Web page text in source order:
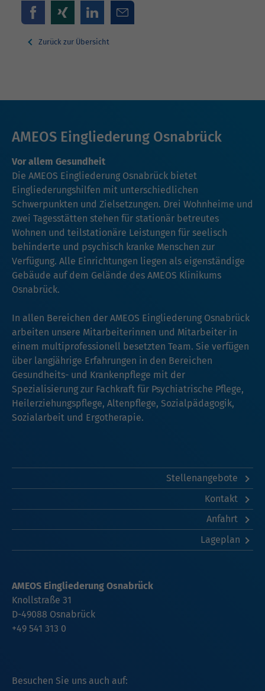
Zurück zur Übersicht
AMEOS Eingliederung Osnabrück
Vor allem Gesundheit
Die AMEOS Eingliederung Osnabrück bietet
Eingliederungshilfen mit unterschiedlichen
Schwerpunkten und Zielsetzungen. Drei Wohnheime und
zwei Tagesstätten stehen für stationär betreutes
Wohnen und teilstationäre Leistungen für seelisch
behinderte und psychisch kranke Menschen zur
Verfügung. Alle Einrichtungen liegen als eigenständige
Gebäude auf dem Gelände des AMEOS Klinikums
Osnabrück.
In allen Bereichen der AMEOS Eingliederung Osnabrück
arbeiten unsere Mitarbeiterinnen und Mitarbeiter in
einem multiprofessionell besetzten Team. Sie verfügen
über langjährige Erfahrungen in den Bereichen
Gesundheits- und Krankenpflege mit der
Spezialisierung zur Fachkraft für Psychiatrische Pflege,
Heilerziehungspflege, Altenpflege, Sozialpädagogik,
Sozialarbeit und Ergotherapie.
Stellenangebote
Kontakt
Anfahrt
Lageplan
Besuchen Sie uns auch auf:
AMEOS Eingliederung Osnabrück
Knollstraße 31
D-49088 Osnabrück
+49 541 313 0